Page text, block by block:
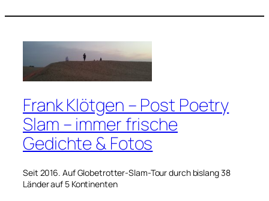
Frank Klötgen – Post Poetry
Slam – immer frische
Gedichte & Fotos
Seit 2016. Auf Globetrotter-Slam-Tour durch bislang 38
Länder auf 5 Kontinenten